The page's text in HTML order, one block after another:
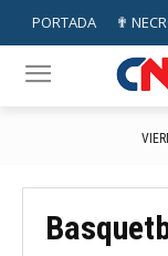
PORTADA ✟